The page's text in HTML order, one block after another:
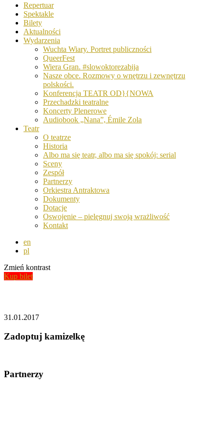
Repertuar
Spektakle
Bilety
Aktualności
Wydarzenia
Wuchta Wiary. Portret publiczności
QueerFest
Wiera Gran. #slowoktorezabija
Nasze obce. Rozmowy o wnętrzu i zewnętrzu
polskości.
Konferencja TEATR OD}{NOWA
Przechadzki teatralne
Koncerty Plenerowe
Audiobook „Nana”, Émile Zola
Teatr
O teatrze
Historia
Albo ma się teatr, albo ma się spokój: serial
Sceny
Zespół
Partnerzy
Orkiestra Antraktowa
Dokumenty
Dotacje
Oswojenie – pielęgnuj swoją wrażliwość
Kontakt
en
pl
Zmień kontrast
Kup bilet
31.01.2017
Zadoptuj kamizelkę
Partnerzy